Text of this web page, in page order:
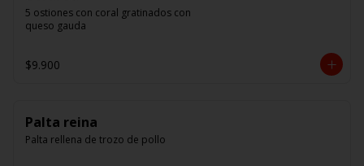
5 ostiones con coral gratinados con
queso gauda
$9.900
Palta reina
Palta rellena de trozo de pollo